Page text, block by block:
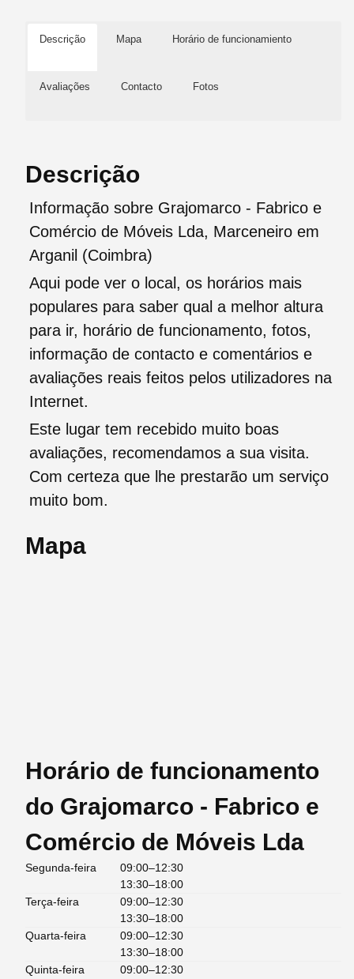
Descrição Mapa Horário de funcionamiento
Avaliações Contacto Fotos
Descrição
Informação sobre Grajomarco - Fabrico e
Comércio de Móveis Lda, Marceneiro em
Arganil (Coimbra)
Aqui pode ver o local, os horários mais
populares para saber qual a melhor altura
para ir, horário de funcionamento, fotos,
informação de contacto e comentários e
avaliações reais feitos pelos utilizadores na
Internet.
Este lugar tem recebido muito boas
avaliações, recomendamos a sua visita.
Com certeza que lhe prestarão um serviço
muito bom.
Mapa
Horário de funcionamento
do Grajomarco - Fabrico e
Comércio de Móveis Lda
Segunda-feira
09:00–12:30
13:30–18:00
Terça-feira
09:00–12:30
13:30–18:00
Quarta-feira
09:00–12:30
13:30–18:00
Quinta-feira
09:00–12:30